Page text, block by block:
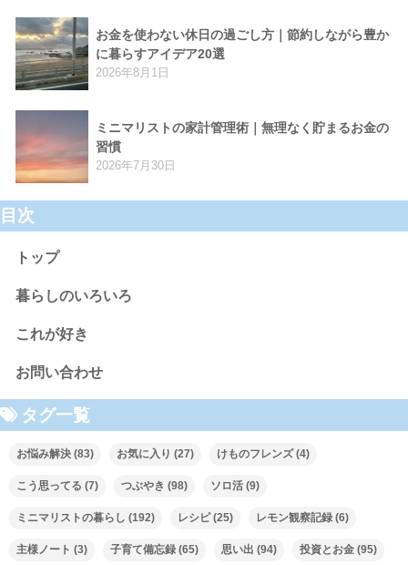
お金を使わない休日の過ごし方｜節約しながら豊か
に暮らすアイデア20選
2026年8月1日
ミニマリストの家計管理術｜無理なく貯まるお金の
習慣
2026年7月30日
目次
トップ
暮らしのいろいろ
これが好き
お問い合わせ
タグ一覧
お悩み解決 (83) お気に入り (27) けものフレンズ(4)
こう思ってる (7) つぶやき (98) ソロ活 (9)
ミニマリストの暮らし (192) レシピ(25) レモン観察記録 (6)
主様ノート (3) 子育て備忘録 (65) 思い出 (94) 投資とお金 (95)